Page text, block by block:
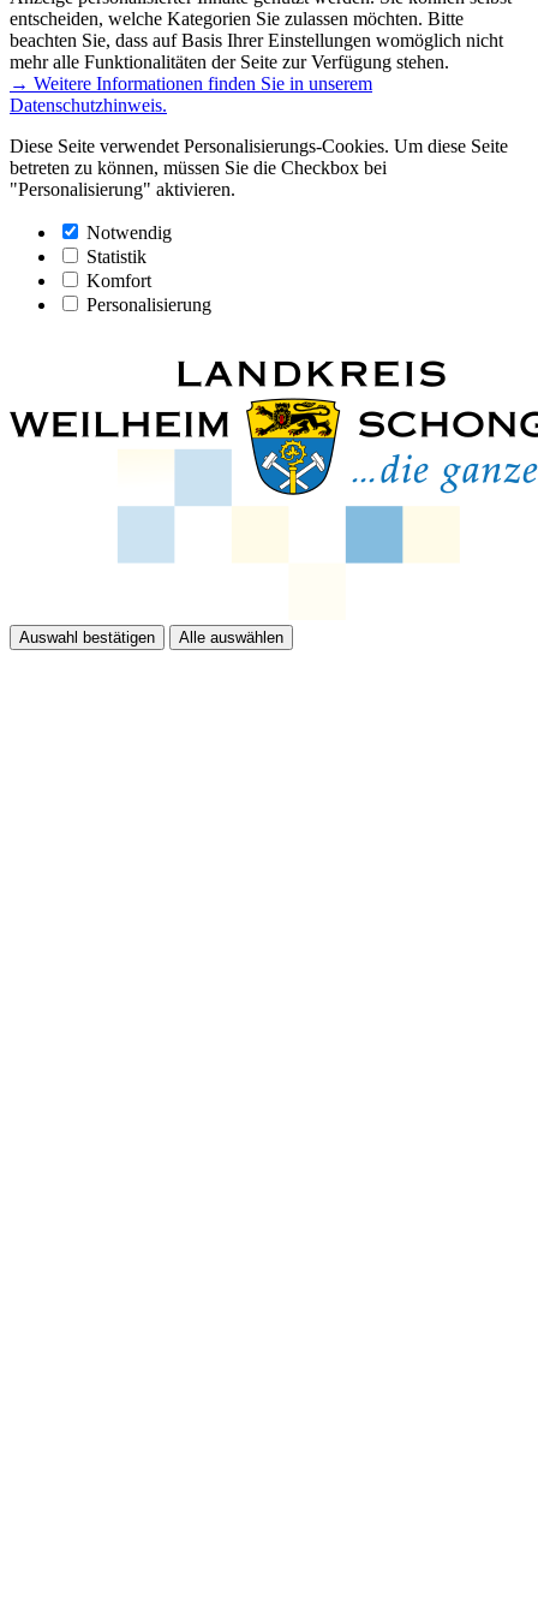
entscheiden, welche Kategorien Sie zulassen möchten. Bitte
beachten Sie, dass auf Basis Ihrer Einstellungen womöglich nicht
mehr alle Funktionalitäten der Seite zur Verfügung stehen.
→ Weitere Informationen finden Sie in unserem
Datenschutzhinweis.
Diese Seite verwendet Personalisierungs-Cookies. Um diese Seite
betreten zu können, müssen Sie die Checkbox bei
"Personalisierung" aktivieren.
Notwendig
Statistik
Komfort
Personalisierung
Auswahl bestätigen Alle auswählen